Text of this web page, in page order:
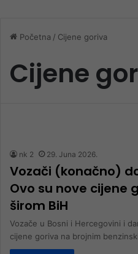
Početna / Cijene goriva
Cijene
nk 2 29. Juna 2026.
Vozači (konačno)
Ovo su nove cijene
širom BiH
Vozače u Bosni i Hercegovini i
cijene goriva na brojnim